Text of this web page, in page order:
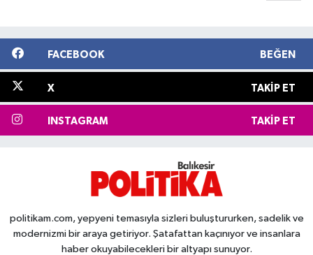
FACEBOOK BEĞEN
X TAKIP ET
INSTAGRAM TAKIP ET
politikam.com, yepyeni temasıyla sizleri buluştururken, sadelik ve
modernizmi bir araya getiriyor. Şatafattan kaçınıyor ve insanlara
haber okuyabilecekleri bir altyapı sunuyor.